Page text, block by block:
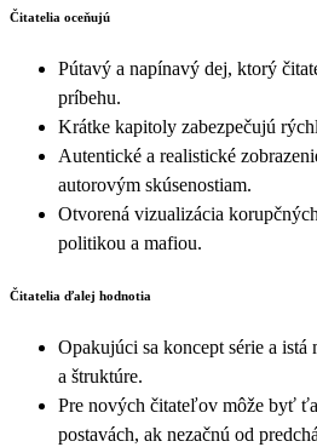
Čitatelia oceňujú
Pútavý a napínavý dej, ktorý
príbehu.
Krátke kapitoly zabezpečujú
Autentické a realistické
autorovým skúsenostiam.
Otvorená vizualizácia
politikou a mafiou.
Čitatelia ďalej hodnotia
Opakujúci sa koncept série a
a štruktúre.
Pre nových čitateľov môže byť
postavách, ak nezačnú od